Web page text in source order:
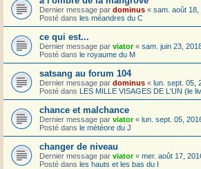
Dernier message par dominus « sam. août 18,
Posté dans les méandres du C
ce qui est...
Dernier message par viator« sam. juin 23,
Posté dans le royaume du M
satsang au forum 104
Dernier message par dominus « lun. sept. 05,
Posté dans LES MILLE VISAGES DE L'UN (le
chance et malchance
Dernier message par viator« lun. sept. 05,
Posté dans le météore du J
changer de niveau
Dernier message par viator« mer. août 17,
Posté dans les hauts et les bas du I